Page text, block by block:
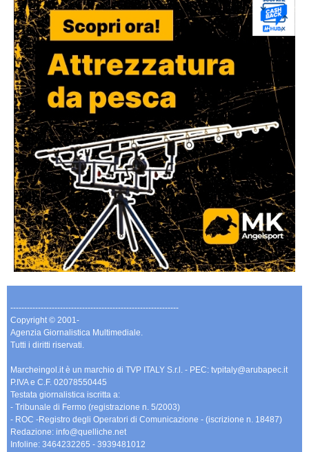
-------------------------------------------------------------
Copyright © 2001-
Agenzia Giornalistica Multimediale.
Tutti i diritti riservati.
Marcheingol.it è un marchio di TVP ITALY S.r.l. - PEC: tvpitaly@arubapec.it
P.IVA e C.F. 02078550445
Testata giornalistica iscritta a:
- Tribunale di Fermo (registrazione n. 5/2003)
- ROC -Registro degli Operatori di Comunicazione - (iscrizione n. 18487)
Redazione: info@quelliche.net
Infoline: 3464232265 - 3939481012